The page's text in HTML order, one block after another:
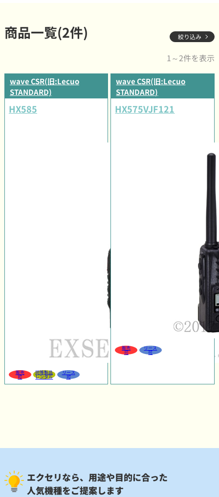
商品一覧(2件) 絞り込み
1～2件を表示
wave CSR(旧:Lecuo
STANDARD)
HX585
販売
可
同等製品
レンタル
リース
可
wave CSR(旧:Lecuo
STANDARD)
HX575VJF121
販売
可
リース
可
エクセリなら、用途や目的に合った
人気機種をご提案します